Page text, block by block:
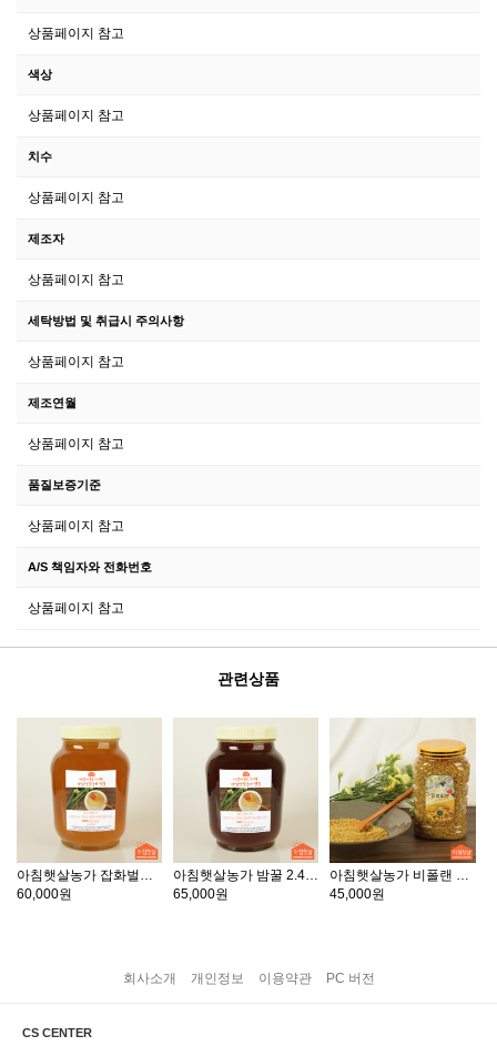
상품페이지 참고
색상
상품페이지 참고
치수
상품페이지 참고
제조자
상품페이지 참고
세탁방법 및 취급시 주의사항
상품페이지 참고
제조연월
상품페이지 참고
품질보증기준
상품페이지 참고
A/S 책임자와 전화번호
상품페이지 참고
관련상품
아침햇살농가 잡화벌꿀 2.4kg
60,000원
아침햇살농가 밤꿀 2.4kg
65,000원
아침햇살농가 비폴랜 1kg
45,000원
회사소개 개인정보 이용약관 PC 버전
CS CENTER